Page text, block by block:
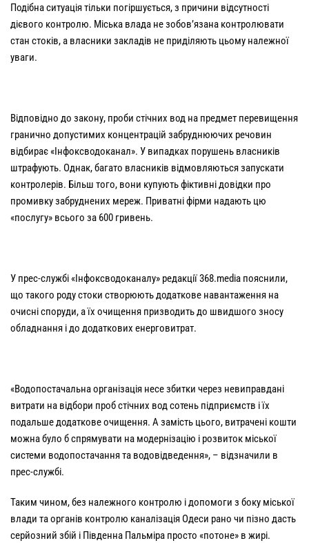
Подібна ситуація тільки погіршується, з причини відсутності
дієвого контролю. Міська влада не зобов’язана контролювати
стан стоків, а власники закладів не приділяють цьому належної
уваги.
Відповідно до закону, проби стічних вод на предмет перевищення
гранично допустимих концентрацій забруднюючих речовин
відбирає «Інфоксводоканал». У випадках порушень власників
штрафують. Однак, багато власників відмовляються запускати
контролерів. Більш того, вони купують фіктивні довідки про
промивку забруднених мереж. Приватні фірми надають цю
«послугу» всього за 600 гривень.
У прес-службі «Інфоксводоканалу» редакції 368.media пояснили,
що такого роду стоки створюють додаткове навантаження на
очисні споруди, а їх очищення призводить до швидшого зносу
обладнання і до додаткових енерговитрат.
«Водопостачальна організація несе збитки через невиправдані
витрати на відбори проб стічних вод сотень підприємств і їх
подальше додаткове очищення. А замість цього, витрачені кошти
можна було б спрямувати на модернізацію і розвиток міської
системи водопостачання та водовідведення», – відзначили в
прес-службі.
Таким чином, без належного контролю і допомоги з боку міської
влади та органів контролю каналізація Одеси рано чи пізно дасть
серйозний збій і Південна Пальміра просто «потоне» в жирі.